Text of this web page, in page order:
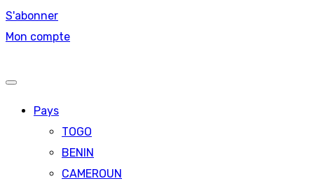
S'abonner
Mon compte
Pays
TOGO
BENIN
CAMEROUN